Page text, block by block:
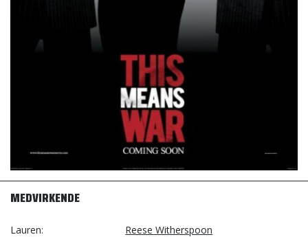
MEDVIRKENDE
Lauren
Reese Witherspoon